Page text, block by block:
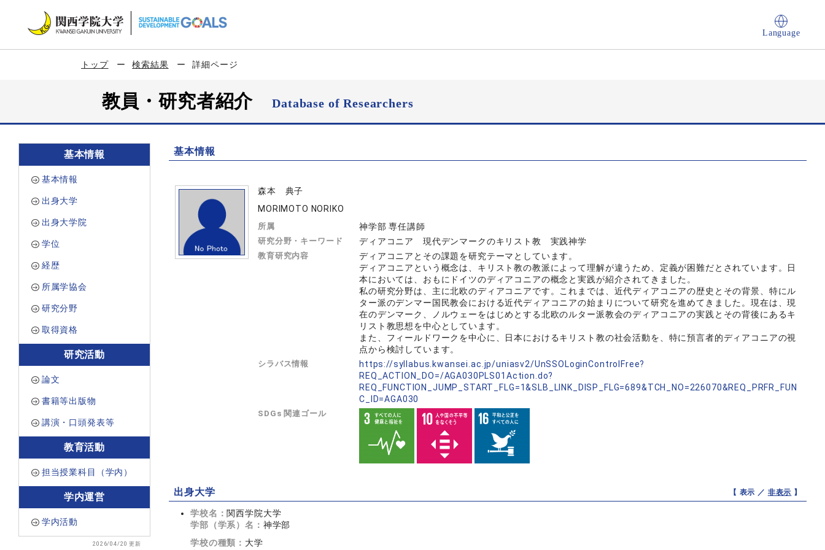
Language
トップ 検索結果 詳細ページ
教員・研究者紹介Database of Researchers
基本情報
基本情報
出身大学
出身大学院
学位
経歴
所属学協会
研究分野
取得資格
研究活動
論文
書籍等出版物
講演・口頭発表等
教育活動
担当授業科目（学内）
学内運営
学内活動
2026/04/20 更新
基本情報
森本 典子
MORIMOTO NORIKO
所属 神学部 専任講師
研究分野・キーワード ディアコニア 現代デンマークのキリスト教 実践神学
教育研究内容
ディアコニアとその課題を研究テーマとしています。
ディアコニアという概念は、キリスト教の教派によって理解が違うため、定義が困難だとされています。日
本においては、おもにドイツのディアコニアの概念と実践が紹介されてきました。
私の研究分野は、主に北欧のディアコニアです。これまでは、近代ディアコニアの歴史とその背景、特にル
ター派のデンマー国民教会における近代ディアコニアの始まりについて研究を進めてきました。現在は、現
在のデンマーク、ノルウェーをはじめとする北欧のルター派教会のディアコニアの実践とその背後にあるキ
リスト教思想を中心としています。
また、フィールドワークを中心に、日本におけるキリスト教の社会活動を、特に預言者的ディアコニアの視
点から検討しています。
シラバス情報
https://syllabus.kwansei.ac.jp/uniasv2/UnSSOLoginControlFree?
REQ_ACTION_DO=/AGA030PLS01Action.do?
REQ_FUNCTION_JUMP_START_FLG=1&SLB_LINK_DISP_FLG=689&TCH_NO=226070&REQ_PRFR_FUN
C_ID=AGA030
SDGs 関連ゴール
出身大学 【 表示 ／ 非表示 】
学校名： 関西学院大学
学部（学系）名： 神学部
学校の種類： 大学